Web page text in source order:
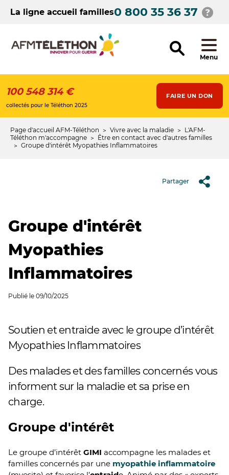
contenuLa ligne accueil familles0 800 35 36 37
Menu
100 548 314 €
collectés pour le Téléthon 2025
FAIRE UN DON
Fil
d'Ariane
Page d'accueil AFM-Téléthon Vivre avec la maladie
L'AFM-
Téléthon m'accompagne
Être en contact avec d'autres familles
Groupe d'intérêt Myopathies Inflammatoires
Partager
Groupe d'intérêt
Myopathies
Inflammatoires
Publié le 09/10/2025
Soutien et entraide avec le groupe d’intérêt
Myopathies Inflammatoires
Des malades et des familles concernés vous
informent sur la maladie et sa prise en
charge.
Groupe d'intérêt
Le groupe d’intérêt GIMI accompagne les malades et
familles concernés par une myopathie inflammatoire